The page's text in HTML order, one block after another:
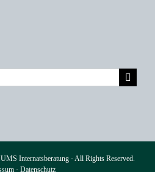
Internatsberatung · All Rights Reserved.
· Datenschutz